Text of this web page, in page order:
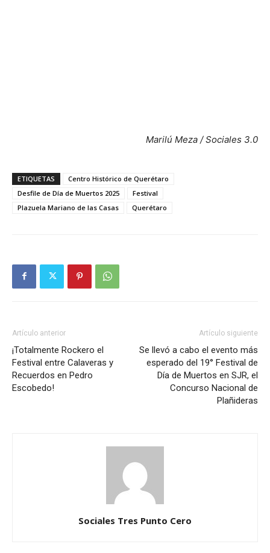
Marilú Meza / Sociales 3.0
ETIQUETAS
Centro Histórico de Querétaro
Desfile de Día de Muertos 2025
Festival
Plazuela Mariano de las Casas
Querétaro
Artículo anterior
¡Totalmente Rockero el
Festival entre Calaveras y
Recuerdos en Pedro
Escobedo!
Artículo siguiente
Se llevó a cabo el evento más
esperado del 19° Festival de
Día de Muertos en SJR, el
Concurso Nacional de
Plañideras
Sociales Tres Punto Cero